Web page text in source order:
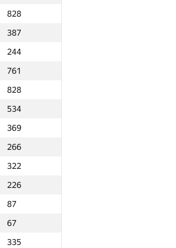
828
387
244
761
828
534
369
266
322
226
87
67
335
Min place